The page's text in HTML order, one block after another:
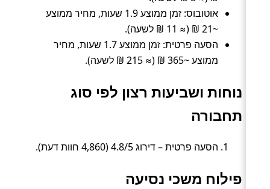
אוטובוס: זמן ממוצע 1.9 שעות, מחיר ממוצע
~21 ₪ (≈ 11 ₪ לשעה).
הסעה פרטית: זמן ממוצע 1.7 שעות, מחיר
ממוצע ~365 ₪ (≈ 215 ₪ לשעה).
נוחות ושביעות רצון לפי סוג
תחבורה
הסעה פרטית – דירוג 4.8/5 (4,860 חוות דעת).
פילוח משכי נסיעה